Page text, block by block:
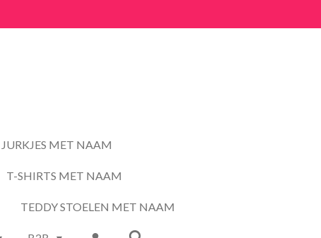
JURKJES MET NAAM
T-SHIRTS MET NAAM
TEDDY STOELEN MET NAAM